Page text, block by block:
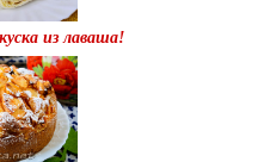
из лаваша!